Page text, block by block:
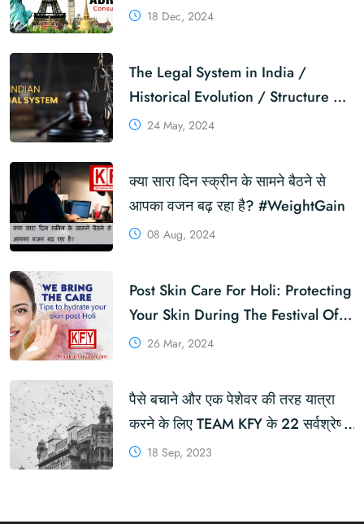
#TopDestinations #StudyAbroad
18 Dec, 2024
The Legal System in India /
Historical Evolution / Structure /
Sources / Challenges and
24 May, 2024
क्या सारा दिन स्क्रीन के सामने बैठने से
आपका वजन बढ़ रहा है? #WeightGain
08 Aug, 2024
Post Skin Care For Holi: Protecting
Your Skin During The Festival Of
Colours
26 Mar, 2024
पैसे बचाने और एक पेशेवर की तरह यात्रा
करने के लिए TEAM KFY के 22 सर्वश्रेष्ठ
यात्रा TIPS !
18 Sep, 2023